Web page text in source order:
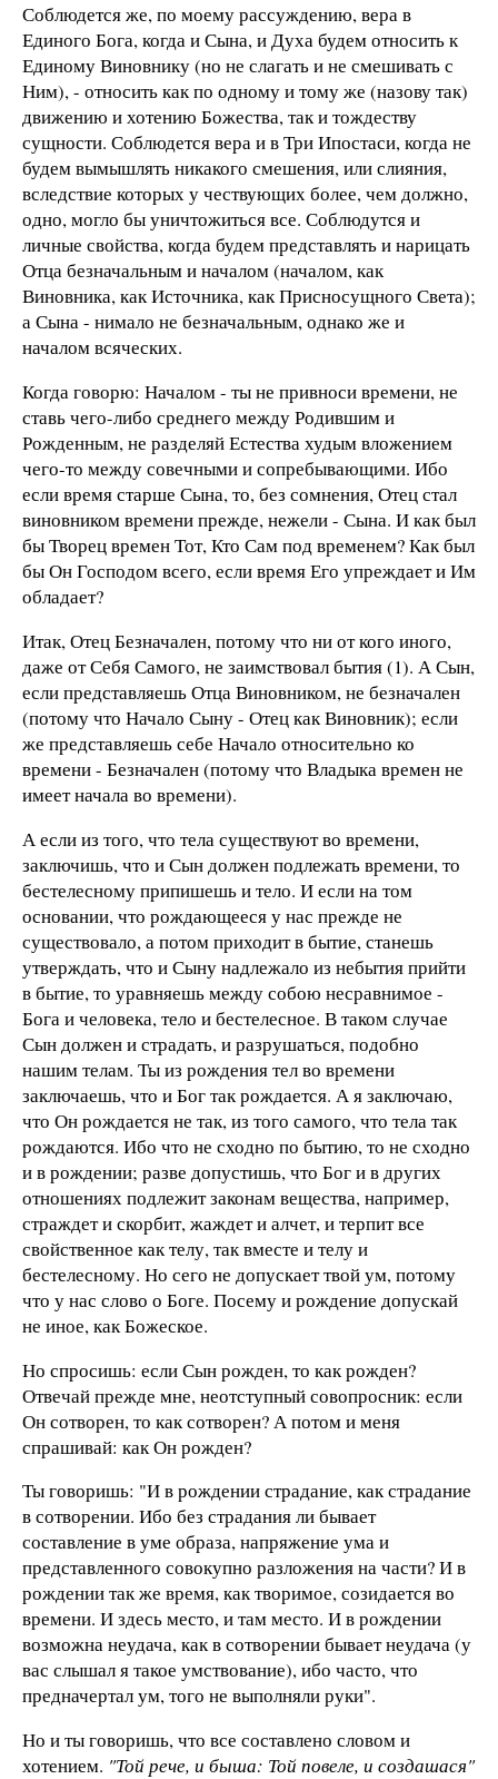
Соблюдется же, по моему рассуждению, вера в
Единого Бога, когда и Сына, и Духа будем относить к
Единому Виновнику (но не слагать и не смешивать с
Ним), - относить как по одному и тому же (назову так)
движению и хотению Божества, так и тождеству
сущности. Соблюдется вера и в Три Ипостаси, когда не
будем вымышлять никакого смешения, или слияния,
вследствие которых у чествующих более, чем должно,
одно, могло бы уничтожиться все. Соблюдутся и
личные свойства, когда будем представлять и нарицать
Отца безначальным и началом (началом, как
Виновника, как Источника, как Присносущного Света);
а Сына - нимало не безначальным, однако же и
началом всяческих.
Когда говорю: Началом - ты не привноси времени, не
ставь чего-либо среднего между Родившим и
Рожденным, не разделяй Естества худым вложением
чего-то между совечными и сопребывающими. Ибо
если время старше Сына, то, без сомнения, Отец стал
виновником времени прежде, нежели - Сына. И как был
бы Творец времен Тот, Кто Сам под временем? Как был
бы Он Господом всего, если время Его упреждает и Им
обладает?
Итак, Отец Безначален, потому что ни от кого иного,
даже от Себя Самого, не заимствовал бытия (1). А Сын,
если представляешь Отца Виновником, не безначален
(потому что Начало Сыну - Отец как Виновник); если
же представляешь себе Начало относительно ко
времени - Безначален (потому что Владыка времен не
имеет начала во времени).
А если из того, что тела существуют во времени,
заключишь, что и Сын должен подлежать времени, то
бестелесному припишешь и тело. И если на том
основании, что рождающееся у нас прежде не
существовало, а потом приходит в бытие, станешь
утверждать, что и Сыну надлежало из небытия прийти
в бытие, то уравняешь между собою несравнимое -
Бога и человека, тело и бестелесное. В таком случае
Сын должен и страдать, и разрушаться, подобно
нашим телам. Ты из рождения тел во времени
заключаешь, что и Бог так рождается. А я заключаю,
что Он рождается не так, из того самого, что тела так
рождаются. Ибо что не сходно по бытию, то не сходно
и в рождении; разве допустишь, что Бог и в других
отношениях подлежит законам вещества, например,
страждет и скорбит, жаждет и алчет, и терпит все
свойственное как телу, так вместе и телу и
бестелесному. Но сего не допускает твой ум, потому
что у нас слово о Боге. Посему и рождение допускай
не иное, как Божеское.
Но спросишь: если Сын рожден, то как рожден?
Отвечай прежде мне, неотступный совопросник: если
Он сотворен, то как сотворен? А потом и меня
спрашивай: как Он рожден?
Ты говоришь: "И в рождении страдание, как страдание
в сотворении. Ибо без страдания ли бывает
составление в уме образа, напряжение ума и
представленного совокупно разложения на части? И в
рождении так же время, как творимое, созидается во
времени. И здесь место, и там место. И в рождении
возможна неудача, как в сотворении бывает неудача (у
вас слышал я такое умствование), ибо часто, что
предначертал ум, того не выполняли руки".
Но и ты говоришь, что все составлено словом и
хотением. "Той рече, и быша: Той повеле, и создашася"